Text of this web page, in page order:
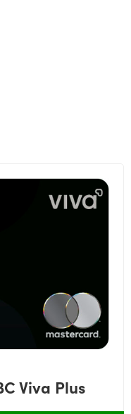
Viva Plus